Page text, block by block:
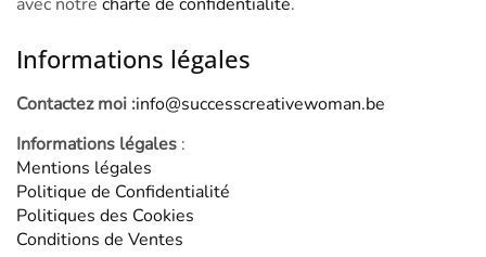
Informations légales
Contactez moi :info@successcreativewoman.be
Informations légales :
Mentions légales
Politique de Confidentialité
Politiques des Cookies
Conditions de Ventes